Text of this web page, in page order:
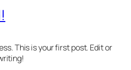
This is your first post. Edit or